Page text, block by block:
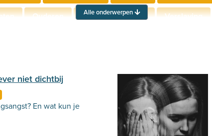
Ouderen Neuropsychologie Verslaving
Alle onderwerpen
niet dichtbij
En wat kun je